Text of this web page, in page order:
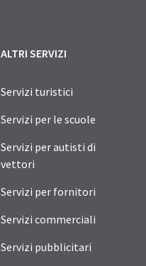
ALTRI SERVIZI
Servizi turistici
Servizi per le scuole
Servizi per autisti di
vettori
Servizi per fornitori
Servizi commerciali
Servizi pubblicitari